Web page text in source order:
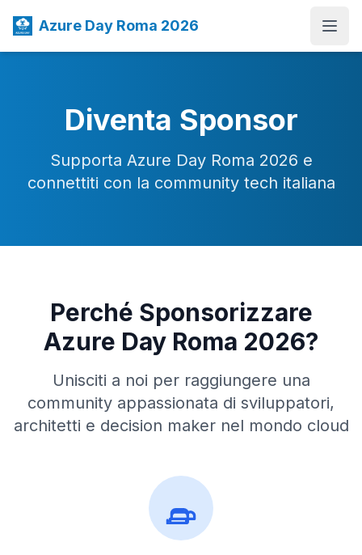
Azure Day Roma 2026
Diventa Sponsor
Supporta Azure Day Roma 2026 e
connettiti con la community tech italiana
Perché Sponsorizzare
Azure Day Roma 2026?
Unisciti a noi per raggiungere una
community appassionata di sviluppatori,
architetti e decision maker nel mondo cloud